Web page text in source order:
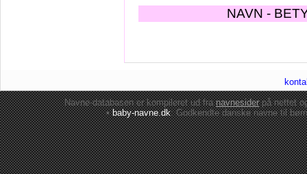
NAVN -
Navne-databasen er kompileret ud franavnesiderpå nettet
•baby-navne.dk: Godkendte danskenavne til børn